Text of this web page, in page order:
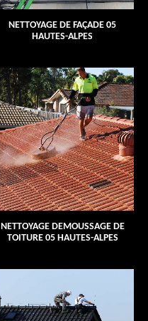
NETTOYAGE DE FAÇADE 05
HAUTES-ALPES
NETTOYAGE DEMOUSSAGE DE
TOITURE 05 HAUTES-ALPES